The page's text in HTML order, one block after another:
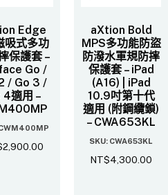
Edge
吸式多功
保護套 –
Go /
/ Go 3 /
4適用 –
2,900.00
aXtion Bold
MPS多功能防盜
防潑水軍規防摔
保護套 – iPad
(A16) | iPad
10.9吋第十代
適用 (附鋼纜鎖)
– CWA653KL
SKU: CWA653KL
NT$4,300.00